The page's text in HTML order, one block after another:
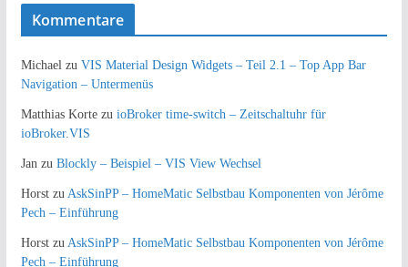
Kommentare
Michaelzu VIS Material Design Widgets – Teil 2.1 – Top App Bar
Navigation – Untermenüs
Matthias Kortezu ioBroker time-switch – Zeitschaltuhr für
ioBroker.VIS
Janzu Blockly – Beispiel – VIS View Wechsel
Horstzu AskSinPP – HomeMatic Selbstbau Komponenten von Jérôme
Pech – Einführung
Horstzu AskSinPP – HomeMatic Selbstbau Komponenten von Jérôme
Pech – Einführung